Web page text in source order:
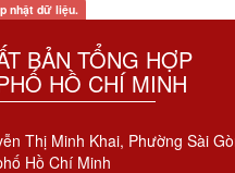
nhật dữ liệu.
BẢN TỔNG HỢP
HỒ CHÍ MINH
Thị Minh Khai, Phường Sài
Hồ Chí Minh